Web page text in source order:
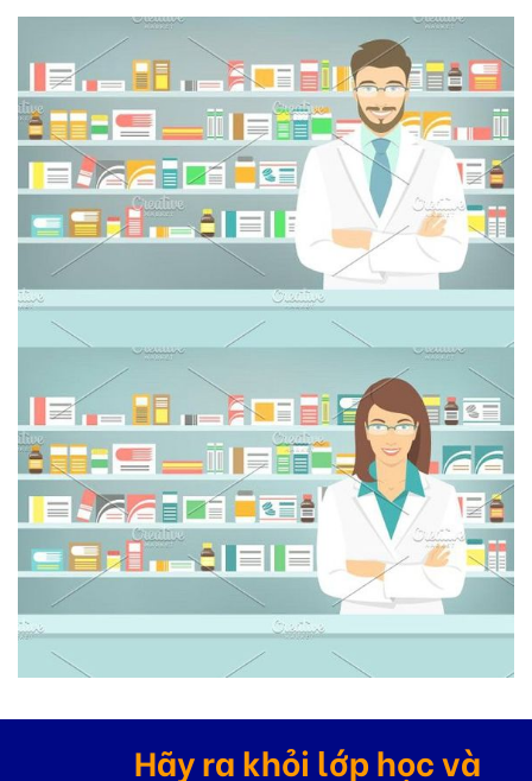
Hãy ra khỏi lớp học và